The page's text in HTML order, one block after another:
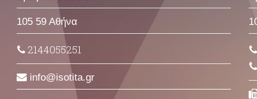
105 59 Αθήνα
2144055251
info isotita gr